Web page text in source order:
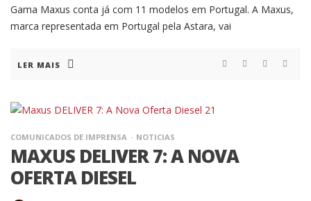
Gama Maxus conta já com 11 modelos em Portugal. A Maxus,
marca representada em Portugal pela Astara, vai
LER MAIS
COMUNICADOS DE IMPRENSA NOTICIAS
MAXUS DELIVER 7: A NOVA
OFERTA DIESEL